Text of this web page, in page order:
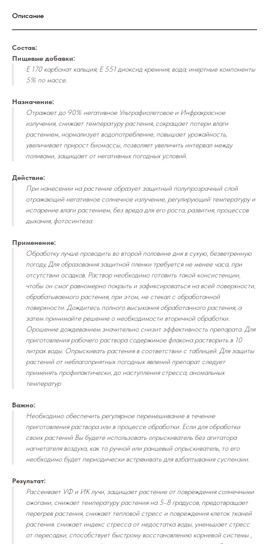
Описание
Состав:
Пищевые добавки:
Е 170 карбонат кальция; Е 551 диоксид кремния; вода; инертные компоненты
5% по массе.
Назначение:
Отражает до 90% негативное Ультрафиолетовое и Инфракрасное
излучения, снижает температуру растения, сокращает потери влаги
растением, нормализует водопотребление, повышает урожайность,
увеличивает прирост биомассы, позволяет увеличить интервал между
поливами, защищает от негативных погодных условий.
Действие:
При нанесении на растение образует защитный полупрозрачный слой
отражающий негативное солнечное излучение, регулирующий температуру и
испарение влаги растением, без вреда для его роста, развития, процессов
дыхания, фотосинтеза
Применение:
Обработку лучше проводить во второй половине дня в сухую, безветренную
погоду, Для образования защитной пленки требуется не менее часа, при
отсутствии осадков. Раствор необходимо готовить такой консистенции,
чтобы он смог равномерно покрыть и зафиксироваться на всей поверхности,
обрабатываемого растения, при этом, не стекал с обработанной
поверхности. Дождитесь полного высыхания обработанного растения, а
затем принимайте решение о необходимости вторичной обработки.
Орошение дождеванием значительно снизит эффективность препарата. Для
приготовления рабочего раствора содержимое флакона растворить в 10
литрах воды. Опрыскивать растения в соответствии с таблицей. Для защиты
растений от неблагоприятных погодных явлений препарат следует
применять профилактически, до наступления стресса, аномальных
температур
Важно:
Необходимо обеспечить регулярное перемешивание в течение
приготовления раствора или в процессе обработки. Если для обработки
своих растений Вы будете использовать опрыскиватель без агитатора
нагнетателя воздуха, как то ручной или ранцевый опрыскиватель, то его
необходимо будет периодически встряхивать для взбалтывания суспензии.
Результат:
Рассеивает УФ и ИК лучи, защищает растение от повреждения солнечными
ожогами, снижает температуру растения на 5-8 градусов, предотвращает
перегрев растения, снижает тепловой стресс и повреждения клеток тканей
растения. снижает индекс стресса от недостатка воды, уменьшает стресс
от пересадки, способствует быстрому восстановлению корневой системы ,